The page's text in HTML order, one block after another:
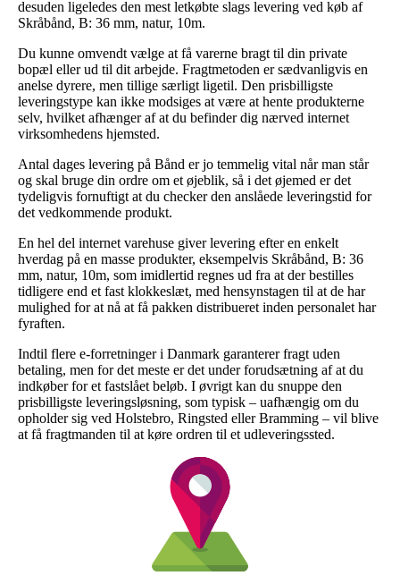
desuden ligeledes den mest letkøbte slags levering ved køb af
Skråbånd, B: 36 mm, natur, 10m.
Du kunne omvendt vælge at få varerne bragt til din private
bopæl eller ud til dit arbejde. Fragtmetoden er sædvanligvis en
anelse dyrere, men tillige særligt ligetil. Den prisbilligste
leveringstype kan ikke modsiges at være at hente produkterne
selv, hvilket afhænger af at du befinder dig nærved internet
virksomhedens hjemsted.
Antal dages levering på Bånd er jo temmelig vital når man står
og skal bruge din ordre om et øjeblik, så i det øjemed er det
tydeligvis fornuftigt at du checker den anslåede leveringstid for
det vedkommende produkt.
En hel del internet varehuse giver levering efter en enkelt
hverdag på en masse produkter, eksempelvis Skråbånd, B: 36
mm, natur, 10m, som imidlertid regnes ud fra at der bestilles
tidligere end et fast klokkeslæt, med hensynstagen til at de har
mulighed for at nå at få pakken distribueret inden personalet har
fyraften.
Indtil flere e-forretninger i Danmark garanterer fragt uden
betaling, men for det meste er det under forudsætning af at du
indkøber for et fastslået beløb. I øvrigt kan du snuppe den
prisbilligste leveringsløsning, som typisk – uafhængig om du
opholder sig ved Holstebro, Ringsted eller Bramming – vil blive
at få fragtmanden til at køre ordren til et udleveringssted.